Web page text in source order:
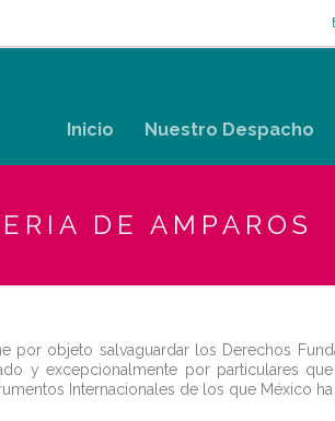
Inicio Nuestro Despacho
DE AMPAROS
por objeto salvaguardar los Derechos
y excepcionalmente por particulares
Internacionales de los que México